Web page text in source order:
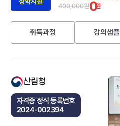
400,000원0원
취득과정 강의샘플
산림청
자격증 정식 등록번호
2024-002394